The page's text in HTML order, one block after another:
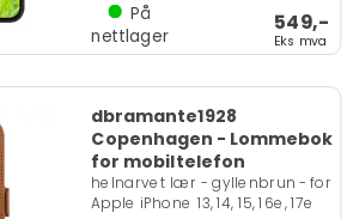
549,-
Eks mva
På
nettlager
dbramante1928
Copenhagen - Lommebok
for mobiltelefon
helnarvet lær - gyllenbrun - for
Apple iPhone 13, 14, 15, 16e, 17e